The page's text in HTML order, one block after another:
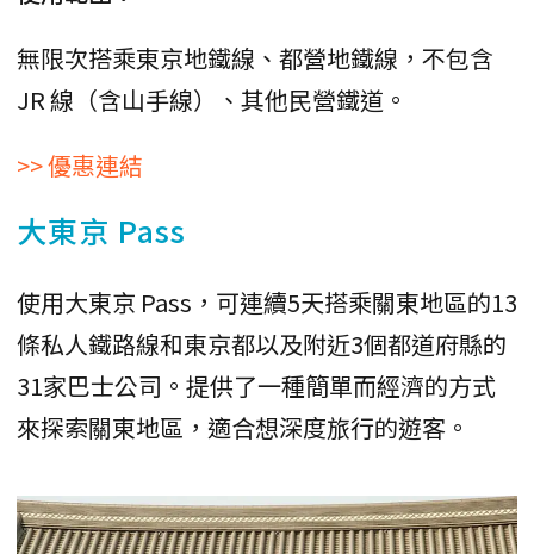
無限次搭乘東京地鐵線、都營地鐵線，不包含
JR 線（含山手線）、其他民營鐵道。
>> 優惠連結
大東京 Pass
使用大東京 Pass，可連續5天搭乘關東地區的13
條私人鐵路線和東京都以及附近3個都道府縣的
31家巴士公司。提供了一種簡單而經濟的方式
來探索關東地區，適合想深度旅行的遊客。